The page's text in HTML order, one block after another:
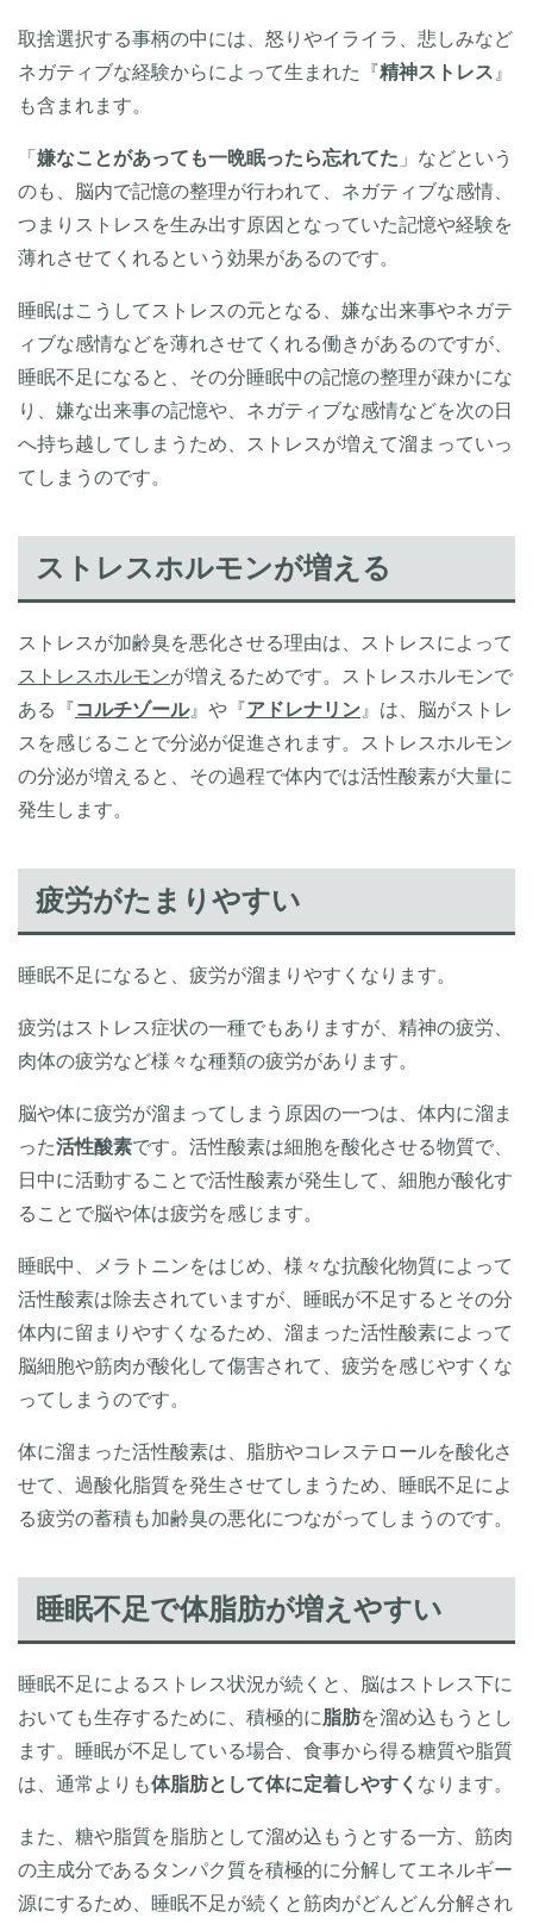
取捨選択する事柄の中には、怒りやイライラ、悲しみなど
ネガティブな経験からによって生まれた『精神ストレス 』
も含まれます。
「 嫌なことがあっても一晩眠ったら忘れてた 」などという
のも、脳内で記憶の整理が行われて、ネガティブな感情、
つまりストレスを生み出す原因となっていた記憶や経験を
薄れさせてくれるという効果があるのです。
睡眠はこうしてストレスの元となる、嫌な出来事やネガテ
ィブな感情などを薄れさせてくれる働きがあるのですが、
睡眠不足になると、その分睡眠中の記憶の整理が疎かにな
り、嫌な出来事の記憶や、ネガティブな感情などを次の日
へ持ち越してしまうため、ストレスが増えて溜まっていっ
てしまうのです。
ストレスホルモンが増える
ストレスが加齢臭を悪化させる理由は、ストレスによって
ストレスホルモンが増えるためです。ストレスホルモンで
ある『コルチゾール』や『アドレナリン 』は、脳がストレ
スを感じることで分泌が促進されます。ストレスホルモン
の分泌が増えると、その過程で体内では活性酸素が大量に
発生します。
疲労がたまりやすい
睡眠不足になると、疲労が溜まりやすくなります。
疲労はストレス症状の一種でもありますが、精神の疲労、
肉体の疲労など様々な種類の疲労があります。
脳や体に疲労が溜まってしまう原因の一つは、体内に溜ま
った活性酸素です。活性酸素は細胞を酸化させる物質で、
日中に活動することで活性酸素が発生して、細胞が酸化す
ることで脳や体は疲労を感じます。
睡眠中、メラトニンをはじめ、様々な抗酸化物質によって
活性酸素は除去されていますが、睡眠が不足するとその分
体内に留まりやすくなるため、溜まった活性酸素によって
脳細胞や筋肉が酸化して傷害されて、疲労を感じやすくな
ってしまうのです。
体に溜まった活性酸素は、脂肪やコレステロールを酸化さ
せて、過酸化脂質を発生させてしまうため、睡眠不足によ
る疲労の蓄積も加齢臭の悪化につながってしまうのです。
睡眠不足で体脂肪が増えやすい
睡眠不足によるストレス状況が続くと、脳はストレス下に
おいても生存するために、積極的に脂肪を溜め込もうとし
ます。睡眠が不足している場合、食事から得る糖質や脂質
は、通常よりも体脂肪として体に定着しやすく なります。
また、糖や脂質を脂肪として溜め込もうとする一方、筋肉
の主成分であるタンパク質を積極的に分解してエネルギー
源にするため、睡眠不足が続くと筋肉がどんどん分解され